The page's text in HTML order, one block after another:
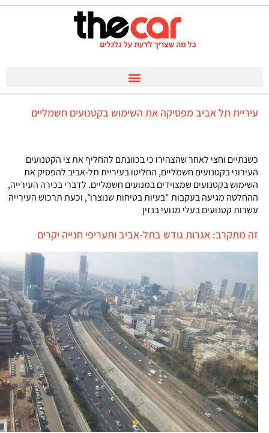
עיריית תל אביב מפסיקה את השימוש בקטנועים חשמליים
כשנתיים וחצי לאחר שהצהירו כי בכוונתם להחליף את צי הקטנועים
העירוני בקטנועים חשמליים, החליטו בעיריית תל-אביב להפסיק את
השימוש בקטנועים שמצוידים במנועים חשמליים. לדברי בכירה העירייה,
ההחלטה מגיעה בעקבות "בעיות בטיחות שנוצרו", וכעת תרכוש העירייה
עשרות קטנועים בעלי מנועי בנזין
זה מתקרב: אגרות גודש בתל-אביב ותעריפי חנייה יקרים